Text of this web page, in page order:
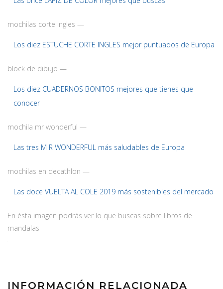
mochilas corte ingles —
Los diez ESTUCHE CORTE INGLES mejor puntuados de Europa
block de dibujo —
Los diez CUADERNOS BONITOS mejores que tienes que
conocer
mochila mr wonderful —
Las tres M R WONDERFUL más saludables de Europa
mochilas en decathlon —
Las doce VUELTA AL COLE 2019 más sostenibles del mercado
En ésta imagen podrás ver lo que buscas sobre libros de
mandalas
INFORMACIÓN RELACIONADA